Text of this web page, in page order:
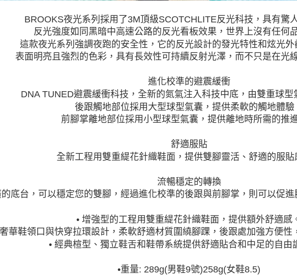
BROOKS夜光系列採用了3M頂級SCOTCHLITE反光科技，具有驚
反光強度如同黑暗中高速公路的反光看板效果，世界上沒有任何
這款夜光系列強調夜跑的安全性，它的反光設計的發光特性和炫光外
表面明亮且強烈的色彩，具有長效性可持續反射光澤，而不只是在光
進化校準的避震緩衝
DNA TUNED避震緩衝科技，全新的氮氣注入科技中底，由雙重球型
後跟觸地部位採用大型球型氣囊，提供柔軟的觸地體驗
前腳掌離地部位採用小型球型氣囊，提供離地時所需的推
舒適服貼
全新工程用雙重緹花針織鞋面， 提供雙腳靈活、 舒適的服貼
流暢穩定的轉換
底台，可以穩定您的雙腳，經過進化校準的後跟與前腳掌，則可以促進
• 增強型的工程用雙重緹花針織鞋面，提供額外舒適感
華鞋領口與快穿拉環設計 ，柔軟舒適材質圍繞腳踝，後跟處加強方便性
• 經典楦型、獨立鞋舌和鞋帶系統提供舒適貼合和中足的自由
•重量: 289g(男鞋9號)258g(女鞋8.5)